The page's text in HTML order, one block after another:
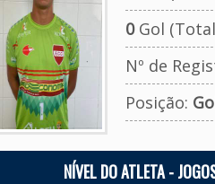
0Gol
Nº de
Posição:
NÍVEL DO ATLETA -